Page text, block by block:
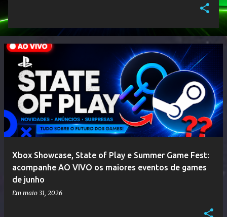
Xbox Showcase, State of Play e Summer Game Fest:
acompanhe AO VIVO os maiores eventos de games
de junho
Em maio 31, 2026